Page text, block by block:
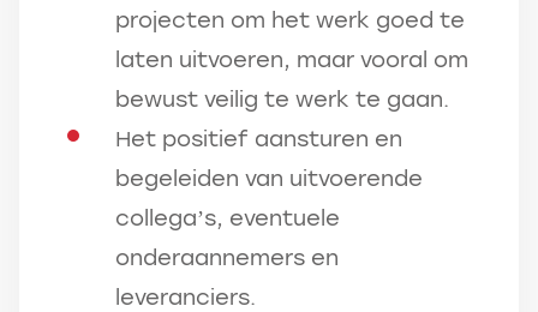
projecten om het werk goed te
laten uitvoeren, maar vooral om
bewust veilig te werk te gaan.
Het positief aansturen en
begeleiden van uitvoerende
collega’s, eventuele
onderaannemers en
leveranciers.